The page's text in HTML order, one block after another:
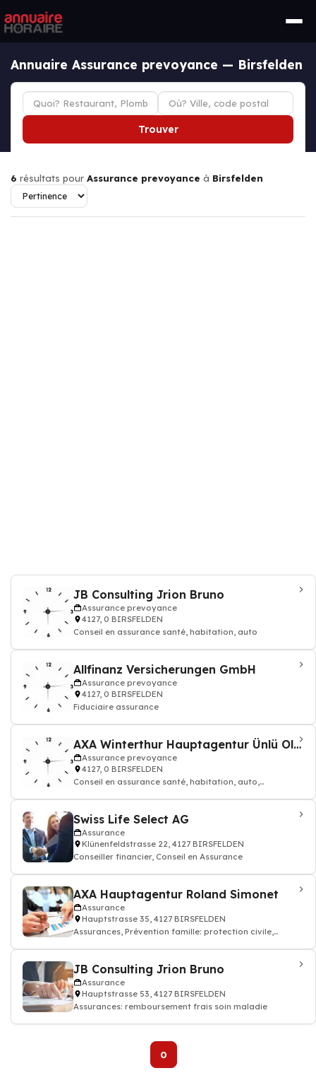
Annuaire Assurance prevoyance — Birsfelden
Trouver
6 résultats pour Assurance prevoyance à Birsfelden
JB Consulting Jrion Bruno
Assurance prevoyance
4127, 0 BIRSFELDEN
Conseil en assurance santé, habitation, auto
Allfinanz Versicherungen GmbH
Assurance prevoyance
4127, 0 BIRSFELDEN
Fiduciaire assurance
AXA Winterthur Hauptagentur Ünlü Olcay
Assurance prevoyance
4127, 0 BIRSFELDEN
Conseil en assurance santé, habitation, auto,
Swiss Life Select AG
Assurance
Klünenfeldstrasse 22, 4127 BIRSFELDEN
Conseiller financier, Conseil en Assurance
AXA Hauptagentur Roland Simonet
Assurance
Hauptstrasse 35, 4127 BIRSFELDEN
Assurances, Prévention famille: protection civile,
JB Consulting Jrion Bruno
Assurance
Hauptstrasse 53, 4127 BIRSFELDEN
Assurances: remboursement frais soin maladie
0